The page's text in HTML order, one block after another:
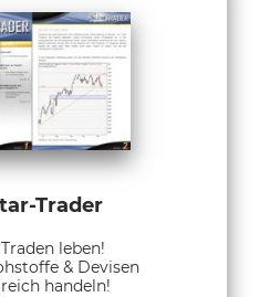
Trader
leben!
& Devisen
handeln!